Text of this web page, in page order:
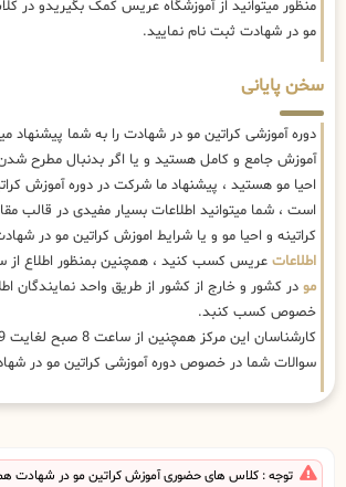
منظور میتوانید از آموزشگاه عریس کمک بگیریدو در
مو در شهادت ثبت نام نمایید.
سخن پایانی
دوره آموزشی کراتین مو در شهادت را به شما پیشنهاد
آموزش جامع و کامل هستید و یا اگر بدنبال مطرح شدن
احیا مو هستید ، پیشنهاد ما شرکت در دوره آموزش
است ، شما میتوانید اطلاعات بسیار مفیدی در قالب
کراتینه و احیا مو و یا شرایط اموزش کراتین مو در
اطلاعات عریس کسب کنید ، همچنین بمنظور اطلاع از
مو در کشور و خارج از کشور از طریق واحد نمایندگان
خصوص کسب کنبد.
سوالات شما در خصوص دوره آموزشی کراتین مو در
توجه : کلاس های حضوری آموزش کراتین مو در شهادت